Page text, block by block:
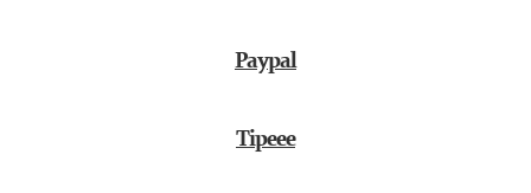
Paypal
Tipeee